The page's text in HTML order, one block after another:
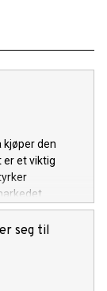
kjøper den
er et viktig
seg til